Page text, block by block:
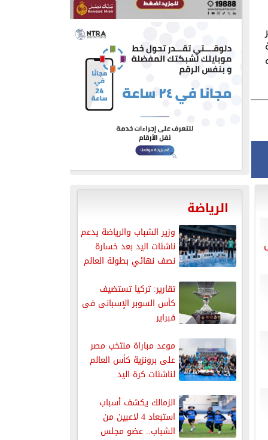
الرياضة
وزير الشباب والرياضة يدعم
ناشئات اليد بعد خسارة
نصف نهائي بطولة العالم
تقارير: تركيا تستضيف
كأس السوبر الإسبانى فى
فبراير
موعد مباراة منتخب مصر
على برونزية كأس العالم
لناشئات كرة اليد
الزمالك يكشف أسباب
استبعاد 4 لاعبين من
الشباب.. عضو مجلس